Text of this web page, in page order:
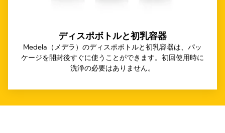
ディスポボトルと初乳容器
Medela（メデラ）のディスポボトルと初乳容器は、パッ
ケージを開封後すぐに使うことができます。初回使用時に
洗浄の必要はありません。